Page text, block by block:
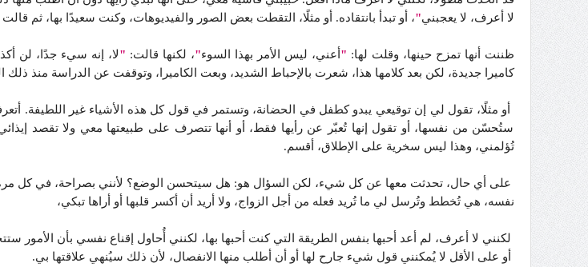
لا أعرف، لا يعجبني"، أو تبدأ بانتقاده. أو مثلًا، التقطت بعض الصور والفيديوهات، وكنت سعيدًا بها، ثم
ظننت أنها تمزح حينها، وقلت لها: " أعني، ليس الأمر بهذا السوء"، لكنها قالت: "لا، إنه سيء جدًا، لن
كاميرا جديدة، لكن بعد كلامها هذا، شعرت بالإحباط الشديد، وبعت الكاميرا، وتوقفت عن الدراسة منذ ذلك
أو مثلًا، تقول لي إن توقيعي يبدو كطفل في الحضانة، وتستمر في قول كل هذه الأشياء غير اللطيفة.
ستُحسّن من نفسها، أو تقول إنها تُعبّر عن رأيها فقط، أو أنها تتصرف على طبيعتها معي ولا تقصد
تُؤلمني، وهذا ليس سخرية على الإطلاق، أقسم.
على أي حال، تحدثت معها عن كل شيء، لكن السؤال هو: هل سيتحسن الوضع؟ لأنني بصراحة، في كل مرة
نفسه، هي تُخطط وتُرسل لي ما تُريد فعله من أجل الزواج، ولا أريد أن أكسر قلبها أو أراها تبكي،
لكنني لا أعرف، لم أعد أحبها بنفس الطريقة التي كنت أحبها بها، لكنني أُحاول إقناع نفسي بأن الأمور
أو على الأقل لا يُمكنني قول شيء جارح لها أو أن أطلب منها الانفصال، لأن ذلك سيُنهي علاقتها بي.